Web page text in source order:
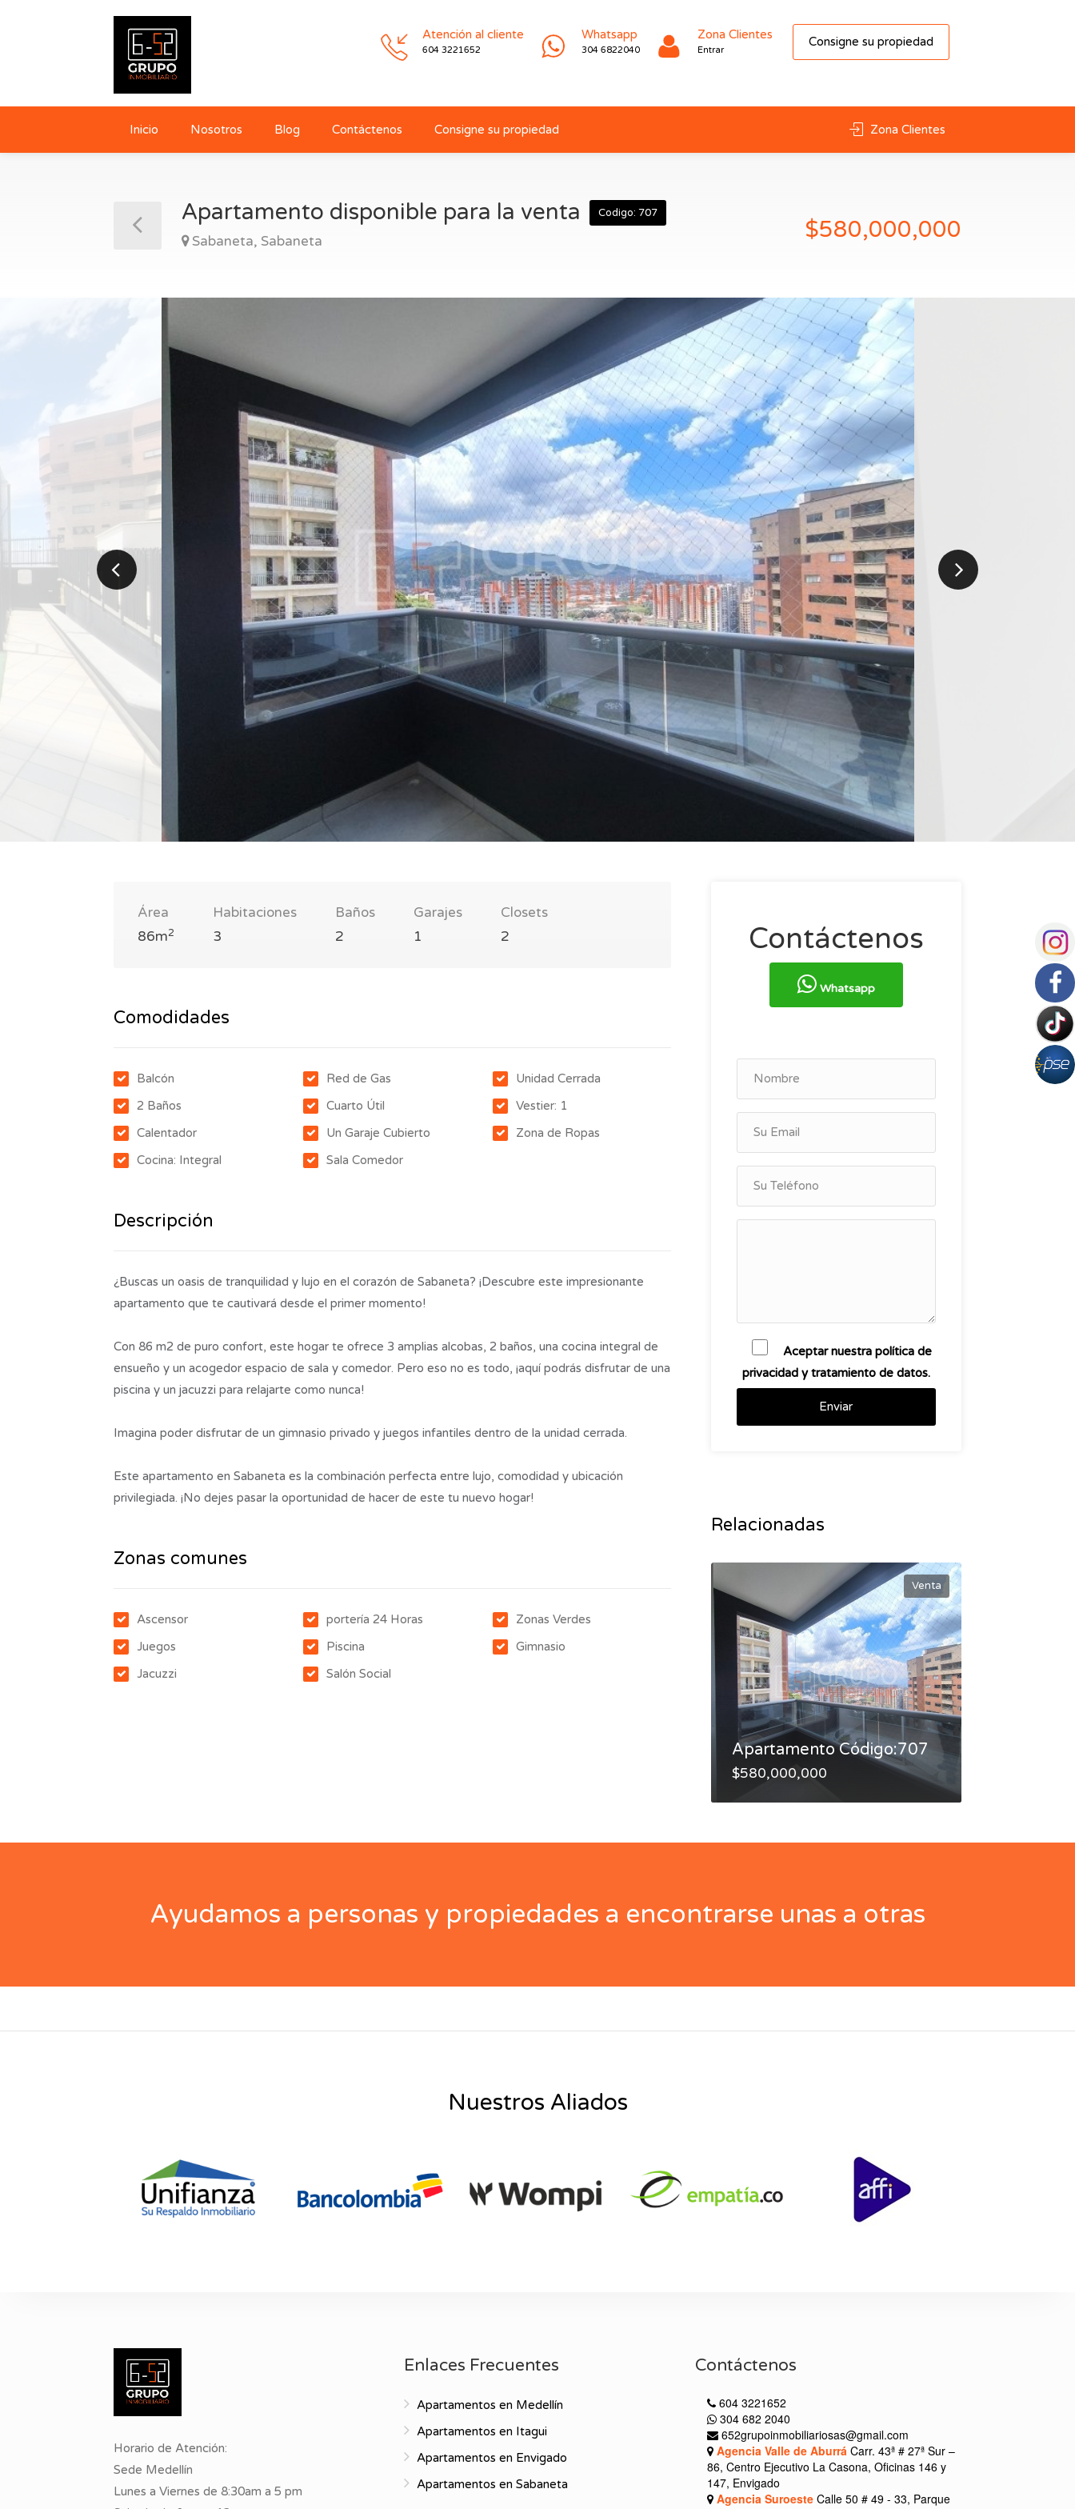
Consigne su propiedad
Atención al cliente
604 3221652
Whatsapp
304 6822040
Zona Clientes
Entrar
Inicio Nosotros Blog Contáctenos Consigne su propiedad Zona Clientes
Apartamento disponible para la venta Codigo: 707
Sabaneta, Sabaneta $580,000,000
Área
86m2
Habitaciones
3
Baños
2
Garajes
1
Closets
2
Comodidades
Balcón
2 Baños
Calentador
Cocina: Integral
Red de Gas
Cuarto Útil
Un Garaje Cubierto
Sala Comedor
Unidad Cerrada
Vestier: 1
Zona de Ropas
Descripción
¿Buscas un oasis de tranquilidad y lujo en el corazón de Sabaneta? ¡Descubre este impresionante
apartamento que te cautivará desde el primer momento!
Con 86 m2 de puro confort, este hogar te ofrece 3 amplias alcobas, 2 baños, una cocina integral de
ensueño y un acogedor espacio de sala y comedor. Pero eso no es todo, ¡aquí podrás disfrutar de una
piscina y un jacuzzi para relajarte como nunca!
Imagina poder disfrutar de un gimnasio privado y juegos infantiles dentro de la unidad cerrada.
Este apartamento en Sabaneta es la combinación perfecta entre lujo, comodidad y ubicación
privilegiada. ¡No dejes pasar la oportunidad de hacer de este tu nuevo hogar!
Zonas comunes
Ascensor
Juegos
Jacuzzi
portería 24 Horas
Piscina
Salón Social
Zonas Verdes
Gimnasio
Contáctenos
Whatsapp
Aceptar nuestra política de
privacidad y tratamiento de datos.
Enviar
Relacionadas
Venta
Apartamento Código:707
$580,000,000
Ayudamos a personas y propiedades a encontrarse unas a otras
Nuestros Aliados
Horario de Atención:
Sede Medellín
Lunes a Viernes de 8:30am a 5 pm
Enlaces Frecuentes
Apartamentos en Medellín
Apartamentos en Itagui
Apartamentos en Envigado
Apartamentos en Sabaneta
Contáctenos
604 3221652
304 682 2040
652grupoinmobiliariosas@gmail.com
Agencia Valle de AburráCarr. 43ª # 27ª Sur –
86, Centro Ejecutivo La Casona, Oficinas 146 y
147, Envigado
Agencia SuroesteCalle 50 # 49 - 33, Parque